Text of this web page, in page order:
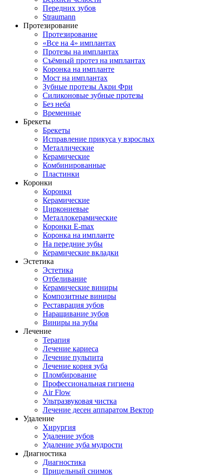
Передних зубов
Straumann
Протезирование
Протезирование
«Все на 4» имплантах
Протезы на имплантах
Съёмный протез на имплантах
Коронка на импланте
Мост на имплантах
Зубные протезы Акри Фри
Силиконовые зубные протезы
Без неба
Временные
Брекеты
Брекеты
Исправление прикуса у взрослых
Металлические
Керамические
Комбинированные
Пластинки
Коронки
Коронки
Керамические
Циркониевые
Металлокерамические
Коронки E-max
Коронка на импланте
На передние зубы
Керамические вкладки
Эстетика
Эстетика
Отбеливание
Керамические виниры
Композитные виниры
Реставрация зубов
Наращивание зубов
Виниры на зубы
Лечение
Терапия
Лечение кариеса
Лечение пульпита
Лечение корня зуба
Пломбирование
Профессиональная гигиена
Air Flow
Ультразвуковая чистка
Лечение десен аппаратом Вектор
Удаление
Хирургия
Удаление зубов
Удаление зуба мудрости
Диагностика
Диагностика
Прицельный снимок